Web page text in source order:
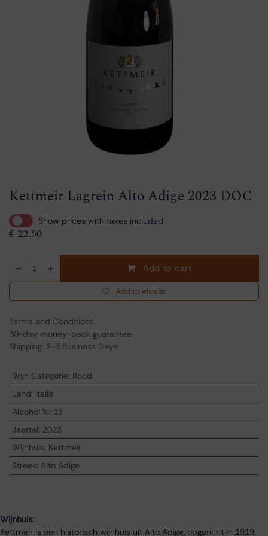
Kettmeir Lagrein Alto Adige 2023 DOC
Show prices with taxes included
€ 22.50
Add to cart
Add to wishlist
Terms and Conditions
30-day money-back guarantee
Shipping: 2-3 Business Days
Wijn Categorie: Rood
Land: Italië
Alcohol %: 13
Jaartal: 2023
Wijnhuis: Kettmeir
Streek: Alto Adige
Wijnhuis:
Kettmeir is een historisch wijnhuis uit Alto Adige, opgericht in 1919,